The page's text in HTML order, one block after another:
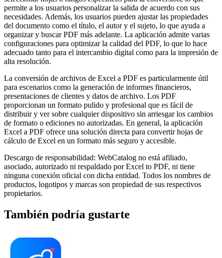
permite a los usuarios personalizar la salida de acuerdo con sus
necesidades. Además, los usuarios pueden ajustar las propiedades
del documento como el título, el autor y el sujeto, lo que ayuda a
organizar y buscar PDF más adelante. La aplicación admite varias
configuraciones para optimizar la calidad del PDF, lo que lo hace
adecuado tanto para el intercambio digital como para la impresión de
alta resolución.
La conversión de archivos de Excel a PDF es particularmente útil
para escenarios como la generación de informes financieros,
presentaciones de clientes y datos de archivo. Los PDF
proporcionan un formato pulido y profesional que es fácil de
distribuir y ver sobre cualquier dispositivo sin arriesgar los cambios
de formato o ediciones no autorizadas. En general, la aplicación
Excel a PDF ofrece una solución directa para convertir hojas de
cálculo de Excel en un formato más seguro y accesible.
Descargo de responsabilidad: WebCatalog no está afiliado,
asociado, autorizado ni respaldado por Excel to PDF, ni tiene
ninguna conexión oficial con dicha entidad. Todos los nombres de
productos, logotipos y marcas son propiedad de sus respectivos
propietarios.
También podría gustarte